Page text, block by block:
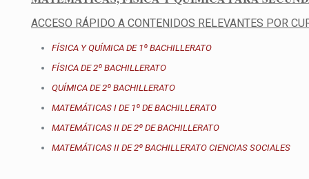
ACCESO RÁPIDO A CONTENIDOS RELEVANTES POR
FÍSICA Y QUÍMICA DE 1º BACHILLERATO
FÍSICA DE 2º BACHILLERATO
QUÍMICA DE 2º BACHILLERATO
MATEMÁTICAS I DE 1º DE BACHILLERATO
MATEMÁTICAS II DE 2º DE BACHILLERATO
MATEMÁTICAS II DE 2º BACHILLERATO CIENCIAS SOCIALES